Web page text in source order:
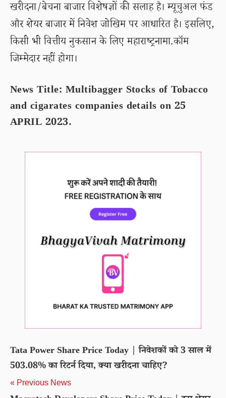
खरीदना/बेचना बाजार विशेषज्ञों की सलाह है। म्यूचुअल फंड
और शेयर बाजार में निवेश जोखिम पर आधारित है। इसलिए,
किसी भी वित्तीय नुकसान के लिए महाराष्ट्रनामा.कॉम
जिम्मेदार नहीं होगा।
News Title: Multibagger Stocks of Tobacco
and cigarates companies details on 25
APRIL 2023.
Tata Power Share Price Today | निवेशकों को 3 साल में
503.08% का रिटर्न दिया, क्या खरीदना चाहिए?
« Previous News